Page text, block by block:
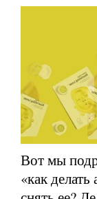
Вот мы
«как